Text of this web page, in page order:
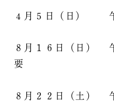
４月５日（日）
８月１６日（日）
要
８月２２日（土